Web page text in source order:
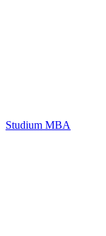
Studium MBA